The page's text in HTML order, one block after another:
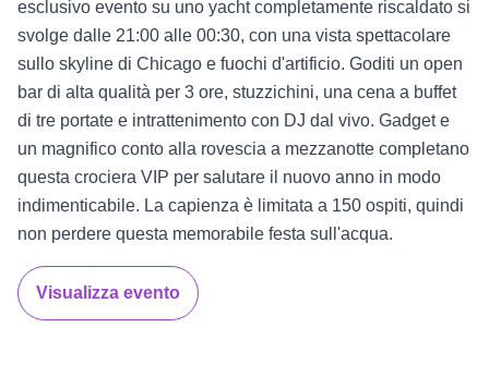
esclusivo evento su uno yacht completamente riscaldato si
svolge dalle 21:00 alle 00:30, con una vista spettacolare
sullo skyline di Chicago e fuochi d'artificio. Goditi un open
bar di alta qualità per 3 ore, stuzzichini, una cena a buffet
di tre portate e intrattenimento con DJ dal vivo. Gadget e
un magnifico conto alla rovescia a mezzanotte completano
questa crociera VIP per salutare il nuovo anno in modo
indimenticabile. La capienza è limitata a 150 ospiti, quindi
non perdere questa memorabile festa sull'acqua.
Visualizza evento